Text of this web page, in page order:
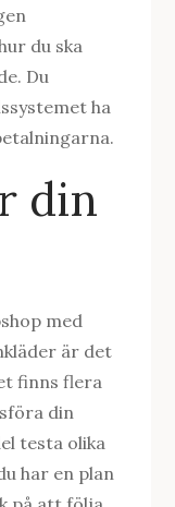
du ska
Du
ha
din
med
är det
finns flera
din
testa olika
har en plan